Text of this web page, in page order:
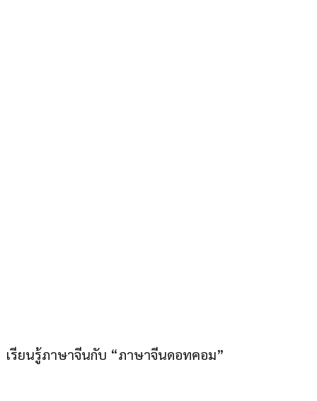
เรียนรู้ภาษาจีนกับ “ภาษาจีนดอทคอม”